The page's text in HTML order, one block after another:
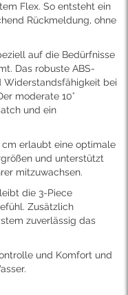
Flex. So entsteht ein
Rückmeldung, ohne
auf die Bedürfnisse
Das robuste ABS-
Widerstandsfähigkeit bei
moderate 10°
und ein
cm erlaubt eine optimale
und unterstützt
mitzuwachsen.
die 3-Piece
Zusätzlich
zuverlässig das
und Komfort und